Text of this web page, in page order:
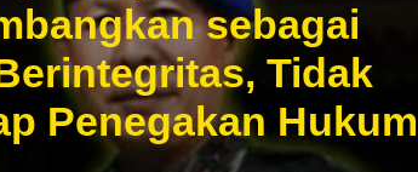
sebagai
Tidak
Penegakan Hukum